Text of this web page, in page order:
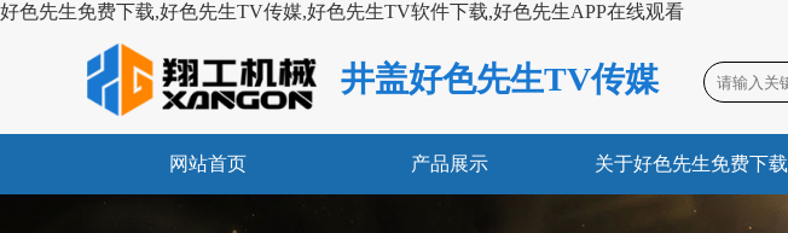
好色先生免费下载,好色先生TV传媒,好色先生TV软件下载,好色先生APP在线观看
井盖好色先生TV传媒
网站首页 产品展示 关于好色先生免费下载